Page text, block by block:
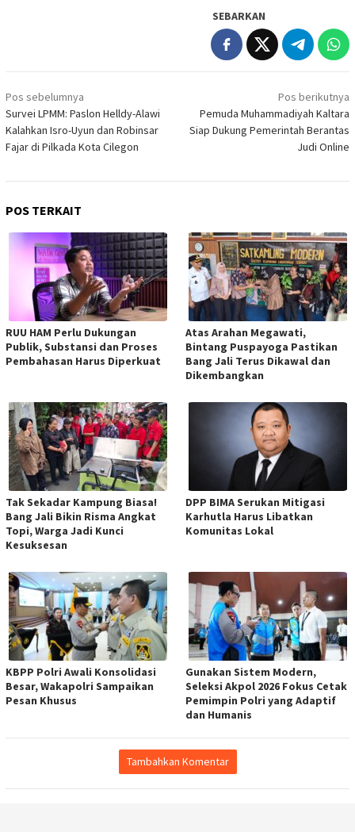
SEBARKAN
Navigasi
pos
Pos sebelumnya
Survei LPMM: Paslon Helldy-Alawi
Kalahkan Isro-Uyun dan Robinsar
Fajar di Pilkada Kota Cilegon
Pos berikutnya
Pemuda Muhammadiyah Kaltara
Siap Dukung Pemerintah Berantas
Judi Online
POS TERKAIT
RUU HAM Perlu Dukungan
Publik, Substansi dan Proses
Pembahasan Harus Diperkuat
Atas Arahan Megawati,
Bintang Puspayoga Pastikan
Bang Jali Terus Dikawal dan
Dikembangkan
Tak Sekadar Kampung Biasa!
Bang Jali Bikin Risma Angkat
Topi, Warga Jadi Kunci
Kesuksesan
DPP BIMA Serukan Mitigasi
Karhutla Harus Libatkan
Komunitas Lokal
KBPP Polri Awali Konsolidasi
Besar, Wakapolri Sampaikan
Pesan Khusus
Gunakan Sistem Modern,
Seleksi Akpol 2026 Fokus Cetak
Pemimpin Polri yang Adaptif
dan Humanis
Tambahkan Komentar